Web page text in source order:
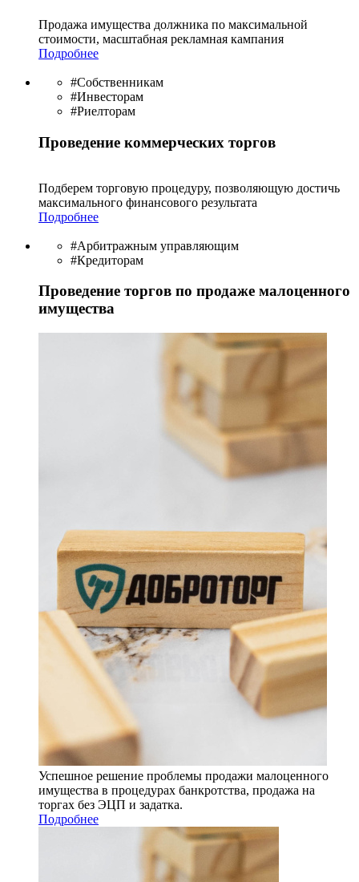
Продажа имущества должника по максимальной
стоимости, масштабная рекламная кампания
Подробнее
#Собственникам
#Инвесторам
#Риелторам
Проведение коммерческих торгов
Подберем торговую процедуру, позволяющую достичь
максимального финансового результата
Подробнее
#Арбитражным управляющим
#Кредиторам
Проведение торгов по продаже малоценного
имущества
Успешное решение проблемы продажи малоценного
имущества в процедурах банкротства, продажа на
торгах без ЭЦП и задатка.
Подробнее